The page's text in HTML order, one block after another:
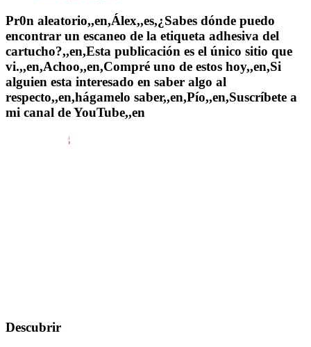
Pr0n aleatorio,,en,Álex,,es,¿Sabes dónde puedo
encontrar un escaneo de la etiqueta adhesiva del
cartucho?,,en,Esta publicación es el único sitio que
vi.,,en,Achoo,,en,Compré uno de estos hoy,,en,Si
alguien esta interesado en saber algo al
respecto,,en,hágamelo saber,,en,Pío,,en,Suscríbete a
mi canal de YouTube,,en
Descubrir